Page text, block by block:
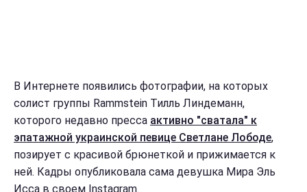
В Интернете появились фотографии, на которых
солист группы Rammstein Тилль Линдеманн,
которого недавно пресса активно "сватала" к
эпатажной украинской певице Светлане Лободе,
позирует с красивой брюнеткой и прижимается к
ней. Кадры опубликовала сама девушка Мира Эль
Исса в своем Instagram.